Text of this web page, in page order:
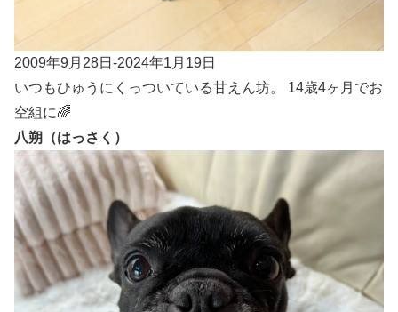
2009年9月28日-2024年1月19日
いつもひゅうにくっついている甘えん坊。 14歳4ヶ月でお
空組に🌈
八朔（はっさく）